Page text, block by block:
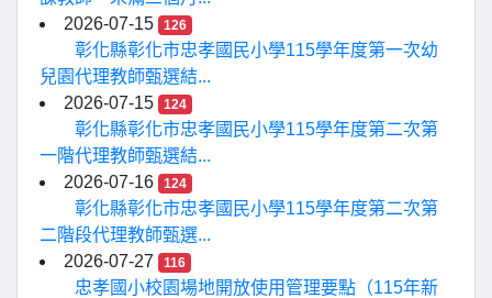
2026-07-15
126
彰化縣彰化市忠孝國民小學115學年度第一次幼
兒園代理教師甄選結...
2026-07-15
124
彰化縣彰化市忠孝國民小學115學年度第二次第
一階代理教師甄選結...
2026-07-16
124
彰化縣彰化市忠孝國民小學115學年度第二次第
二階段代理教師甄選...
2026-07-27
116
忠孝國小校園場地開放使用管理要點（115年新